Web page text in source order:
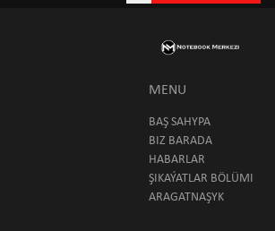
MENU
BAŞ SAHYPA
BIZ BARADA
HABARLAR
ŞIKAÝATLAR BÖLÜMI
ARAGATNAŞYK